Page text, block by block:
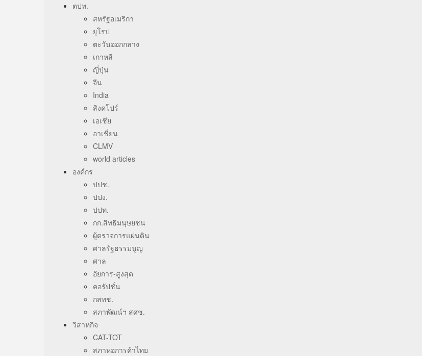
ตปท.
สหรัฐอเมริกา
ยุโรป
ตะวันออกกลาง
เกาหลี
ญี่ปุ่น
จีน
India
สิงคโปร์
เอเชีย
อาเชี่ยน
CLMV
world articles
องค์กร
ปปช.
ปปง.
ปปท.
กก.สิทธิมนุษยชน
ผู้ตรวจการแผ่นดิน
ศาลรัฐธรรมนูญ
ศาล
อัยการ-สูงสุด
คอรัปชั่น
กสทช.
สภาพัฒน์ฯ สศช.
วิสาหกิจ
CAT-TOT
สภาหอการค้าไทย